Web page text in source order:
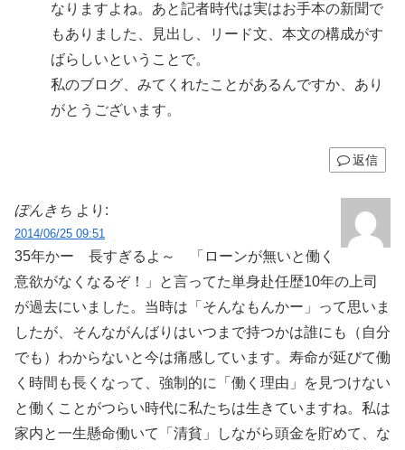
なりますよね。あと記者時代は実はお手本の新聞で
もありました、見出し、リード文、本文の構成がす
ばらしいということで。
私のブログ、みてくれたことがあるんですか、あり
がとうございます。
返信
ぽんきち より:
2014/06/25 09:51
35年かー 長すぎるよ～ 「ローンが無いと働く
意欲がなくなるぞ！」と言ってた単身赴任歴10年の上司
が過去にいました。当時は「そんなもんかー」って思いま
したが、そんながんばりはいつまで持つかは誰にも（自分
でも）わからないと今は痛感しています。寿命が延びて働
く時間も長くなって、強制的に「働く理由」を見つけない
と働くことがつらい時代に私たちは生きていますね。私は
家内と一生懸命働いて「清貧」しながら頭金を貯めて、な